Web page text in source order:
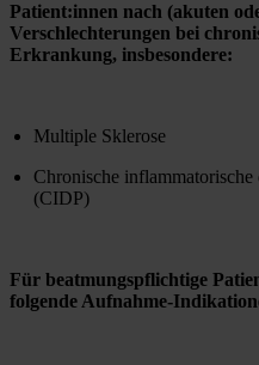
Patient:innen nach (akuten
Verschlechterungen bei
Erkrankung, insbesondere:
Multiple Sklerose
Chronische
(CIDP)
Für beatmungspflichtige
folgende Aufnahme-